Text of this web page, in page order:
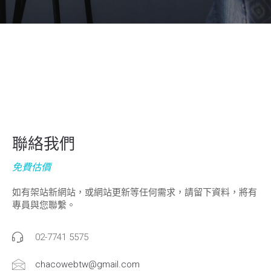
聯絡我們
免費估價
如有架站新網站，或網站更新等任何需求，請留下資料，將有
專員與您聯繫。
02-7741 5575
chacowebtw@gmail.com